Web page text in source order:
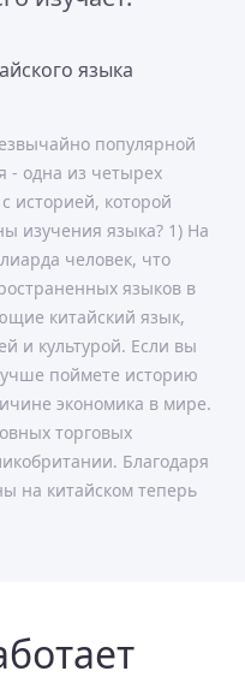
языка
популярной
- одна из четырех
историей, которой
изучения языка? 1) На
человек, что
языков в
китайский язык,
и культурой. Если вы
поймете историю
экономика в мире.
торговых
Благодаря
на китайском теперь